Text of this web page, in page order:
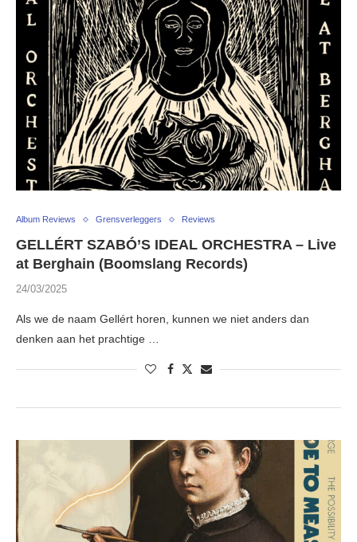
Album Reviews Grensverleggers Reviews
GELLÉRT SZABÓ’S IDEAL ORCHESTRA – Live
at Berghain (Boomslang Records)
24/03/2025
Als we de naam Gellért horen, kunnen we niet anders dan
denken aan het prachtige …